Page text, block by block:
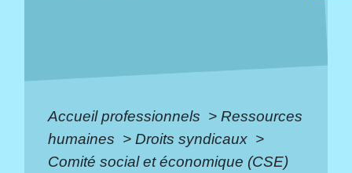
Accueil professionnels > Ressources
humaines > Droits syndicaux >
Comité social et économique (CSE)